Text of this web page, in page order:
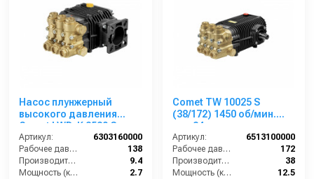
Насос плунжерный
высокого давления
Comet LWD-K 2520 G
(9,4/138) 3400 об/мин. ø
3/4” п.в.
Артикул:
6303160000
Рабочее давление (бар):
138
Производительность (л/мин):
9.4
Мощность (кВт):
2.7
Comet TW 10025 S
(38/172) 1450 об/мин.
вал 24мм
Артикул:
6513100000
Рабочее давление (бар):
172
Производительность (л/мин):
38
Мощность (кВт):
12.5